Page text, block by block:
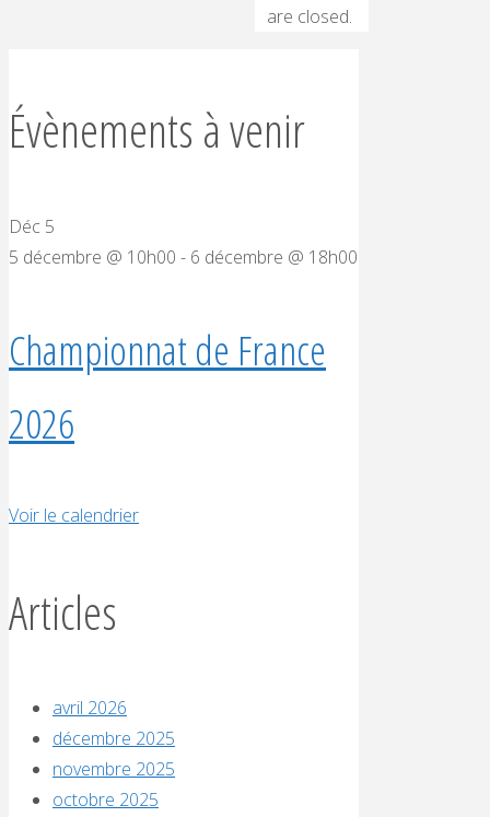
are closed.
Évènements à venir
Déc 5
5 décembre @ 10h00 - 6 décembre @ 18h00
Championnat de France
2026
Voir le calendrier
Articles
avril 2026
décembre 2025
novembre 2025
octobre 2025